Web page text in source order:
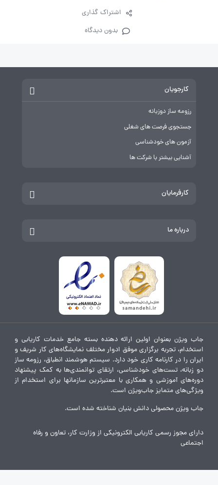
اشتراک گذاری
بدون دیدگاه
کارجویان
رزومه ساز دوزبانه
جستجوی فرصت های شغلی
آزمون های خودشناسی
آشنایی بیشتر با شرکت ها
کارفرمایان
درباره ما
جاب ویژن بعنوان اولین ارائه دهنده بسته جامع خدمات کاریابی و
استخدام، تجربه برگزاری موفق ادوار مختلف نمایشگاه‌های کار شریف و
ایران را در کارنامه کاری خود دارد. سیستم هوشمند انطباق، رزومه ساز
دو زبانه، تست‌های خودشناسی، ارتقای توانمندی‌ها به کمک پیشنهاد
دوره‌های آموزشی و همکاری با معتبرترین سازمانها برای استخدام از
ویژگی‌های متمایز جاب‌ویژن است.
جاب ویژن محصولی دانش بنیان شناخته شده است.
دارای مجوز رسمی کاریابی الکترونیکی از وزارت کار، تعاون و رفاه
اجتماعی